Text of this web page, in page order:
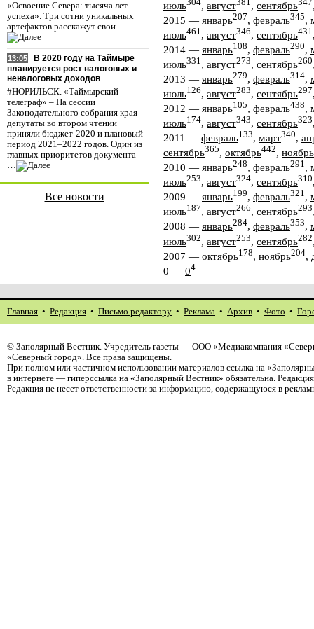
«Освоение Севера: тысяча лет
успеха». Три сотни уникальных
артефактов расскажут свои…
13:05
В 2020 году на Таймыре
планируется рост налоговых и
неналоговых доходов
#НОРИЛЬСК. «Таймырский
телеграф» – На сессии
Законодательного собрания края
депутаты во втором чтении
приняли бюджет-2020 и плановый
период 2021–2022 годов. Один из
главных приоритетов документа –
…
Все новости
июль
, август , сентябрь
2015 — январь207, февраль345,
июль461 , август346, сентябрь431
2014 — январь108, февраль290,
июль331 , август273, сентябрь260
2013 — январь279, февраль314,
июль126, август283, сентябрь297
2012 — январь105, февраль438,
июль174, август343, сентябрь323
2011 — февраль133, март340,
сентябрь365, октябрь442, ноябрь
2010 — январь248, февраль291,
июль253, август324, сентябрь310
2009 — январь199, февраль321,
июль187, август266, сентябрь293
2008 — январь284, февраль353,
июль302, август253, сентябрь282
2007 — октябрь178, ноябрь204,
0 — 04
Главная • Редакция • Письмо редактору • Реклама • Архив • Фото •
© Заполярный Вестник. Учредитель газеты — ООО «Медиакомпания
«Северный город». Все права защищены.
При полном или частичном использовании материалов ссылка на
в интернете — гиперссылка на «Заполярный Вестник» обязательна.
Редакция не несет ответственности за информацию, содержащуюся в